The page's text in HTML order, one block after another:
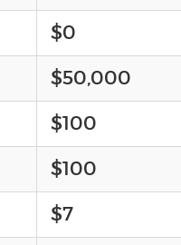
$0
$50,000
$100
$100
$7